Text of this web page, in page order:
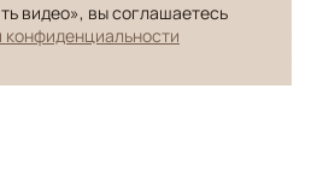
видео», вы соглашаетесь
конфиденциальности